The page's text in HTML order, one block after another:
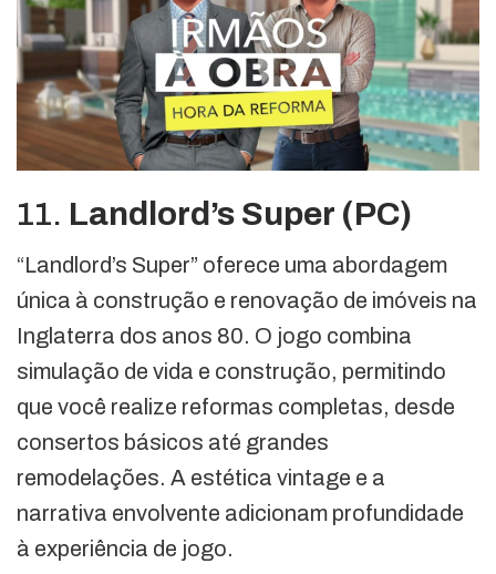
11. Landlord’s Super (PC)
“Landlord’s Super” oferece uma abordagem
única à construção e renovação de imóveis na
Inglaterra dos anos 80. O jogo combina
simulação de vida e construção, permitindo
que você realize reformas completas, desde
consertos básicos até grandes
remodelações. A estética vintage e a
narrativa envolvente adicionam profundidade
à experiência de jogo.